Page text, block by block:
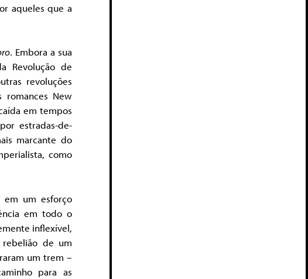
aqueles que a
. Embora a sua
Revolução de
revoluções
New
em tempos
estradas-de-
marcante do
como
em um esforço
em todo o
inflexível,
de um
um trem –
para as